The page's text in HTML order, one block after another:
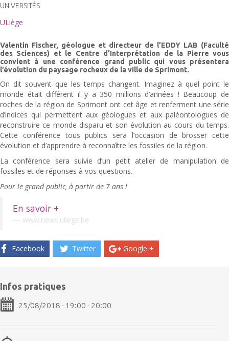
UNIVERSITÉS
ULiège
Valentin Fischer, géologue et directeur de l’EDDY LAB (Faculté
des Sciences) et le Centre d’Interprétation de la Pierre vous
convient à une conférence grand public qui vous présentera
l’évolution du paysage rocheux de la ville de Sprimont.
On dit souvent que les temps changent. Imaginez à quel point le
monde était différent il y a 350 millions d’années ! Beaucoup de
roches de la région de Sprimont ont cet âge et renferment une série
d’indices qui permettent aux géologues et aux paléontologues de
reconstruire ce monde disparu et son évolution au cours du temps.
Cette conférence tous publics sera l’occasion de brosser cette
évolution et d’apprendre à reconnaître les fossiles de la région.
La conférence sera suivie d’un petit atelier de manipulation de
fossiles et de réponses à vos questions.
Pour le grand public, à partir de 7 ans !
En savoir +
www.news.uliege.be
Facebook Twitter Google +
Infos pratiques
25/08/2018 - 19:00 - 20:00